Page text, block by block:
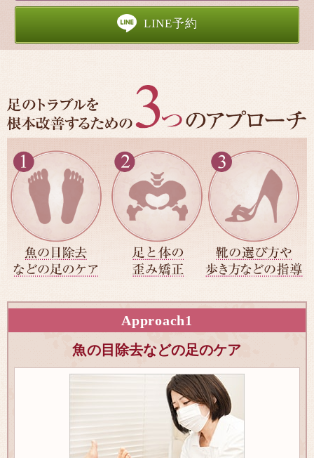
LINE予約
Approach1
魚の目除去などの足のケア